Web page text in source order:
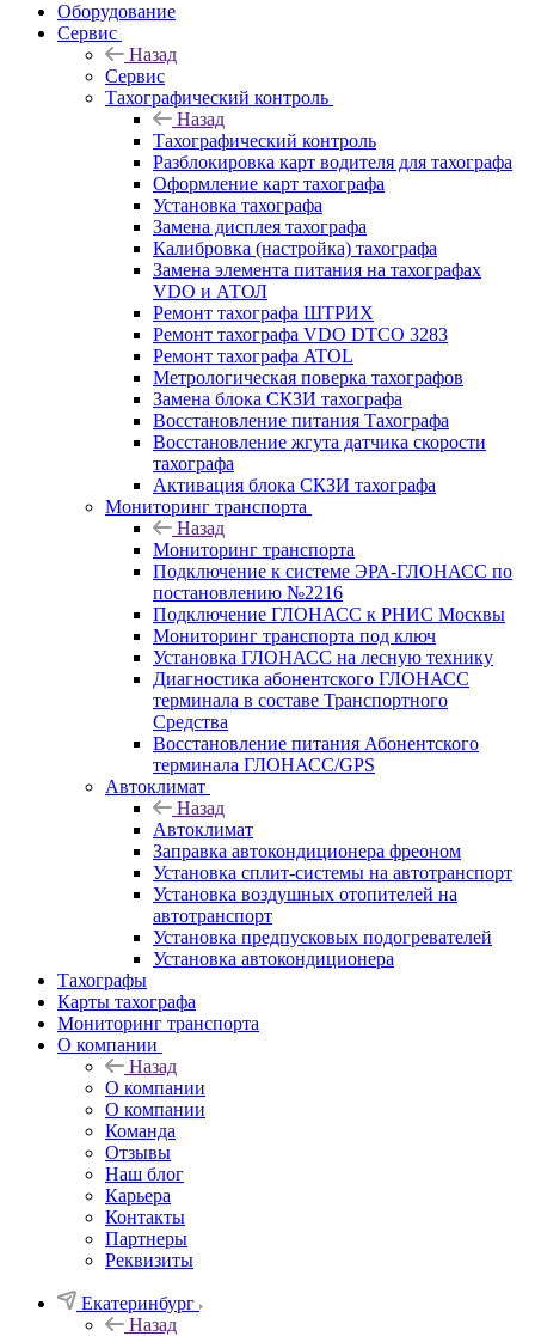
Оборудование
Сервис
Назад
Сервис
Тахографический контроль
Назад
Тахографический контроль
Разблокировка карт водителя для тахографа
Оформление карт тахографа
Установка тахографа
Замена дисплея тахографа
Калибровка (настройка) тахографа
Замена элемента питания на тахографах
VDO и АТОЛ
Ремонт тахографа ШТРИХ
Ремонт тахографа VDO DTCO 3283
Ремонт тахографа ATOL
Метрологическая поверка тахографов
Замена блока СКЗИ тахографа
Восстановление питания Тахографа
Восстановление жгута датчика скорости
тахографа
Активация блока СКЗИ тахографа
Мониторинг транспорта
Назад
Мониторинг транспорта
Подключение к системе ЭРА-ГЛОНАСС по
постановлению №2216
Подключение ГЛОНАСС к РНИС Москвы
Мониторинг транспорта под ключ
Установка ГЛОНАСС на лесную технику
Диагностика абонентского ГЛОНАСС
терминала в составе Транспортного
Средства
Восстановление питания Абонентского
терминала ГЛОНАСС/GPS
Автоклимат
Назад
Автоклимат
Заправка автокондиционера фреоном
Установка сплит-системы на автотранспорт
Установка воздушных отопителей на
автотранспорт
Установка предпусковых подогревателей
Установка автокондиционера
Тахографы
Карты тахографа
Мониторинг транспорта
О компании
Назад
О компании
О компании
Команда
Отзывы
Наш блог
Карьера
Контакты
Партнеры
Реквизиты
Екатеринбург
Назад